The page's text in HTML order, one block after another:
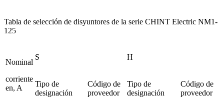
Tabla de selección de disyuntores de la serie CHINT Electric NM1-
125
Nominal
corriente
en, A
S H
Tipo de
designación
Código de
proveedor
Tipo de
designación
Código de
proveedor